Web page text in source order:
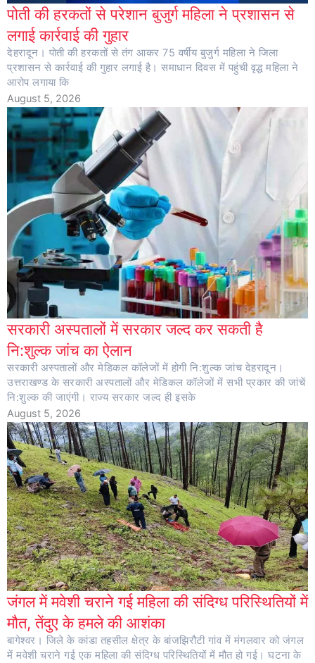
पोती की हरकतों से परेशान बुजुर्ग महिला ने प्रशासन से
लगाई कार्रवाई की गुहार
देहरादून। पोती की हरकतों से तंग आकर 75 वर्षीय बुजुर्ग महिला ने जिला
प्रशासन से कार्रवाई की गुहार लगाई है। समाधान दिवस में पहुंची वृद्ध महिला ने
आरोप लगाया कि
August 5, 2026
सरकारी अस्पतालों में सरकार जल्द कर सकती है
नि:शुल्क जांच का ऐलान
सरकारी अस्पतालों और मेडिकल कॉलेजों में होगी नि:शुल्क जांच देहरादून।
उत्तराखण्ड के सरकारी अस्पतालों और मेडिकल कॉलेजों में सभी प्रकार की जांचें
नि:शुल्क की जाएंगी। राज्य सरकार जल्द ही इसके
August 5, 2026
जंगल में मवेशी चराने गई महिला की संदिग्ध परिस्थितियों में
मौत, तेंदुए के हमले की आशंका
बागेश्वर। जिले के कांडा तहसील क्षेत्र के बांजझिरौटी गांव में मंगलवार को जंगल
में मवेशी चराने गई एक महिला की संदिग्ध परिस्थितियों में मौत हो गई। घटना के